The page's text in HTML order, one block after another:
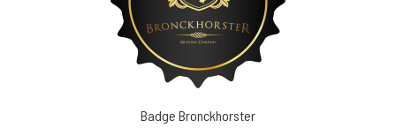
Badge Bronckhorster